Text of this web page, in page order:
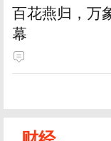
百花燕归，万
幕